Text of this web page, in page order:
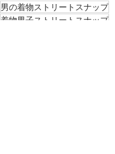
男の着物ストリートスナップ
着物男子ストリートスナップ